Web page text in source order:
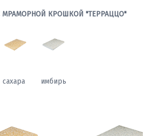
МРАМОРНОЙ КРОШКОЙ "ТЕРРАЦЦО"
сахара имбирь